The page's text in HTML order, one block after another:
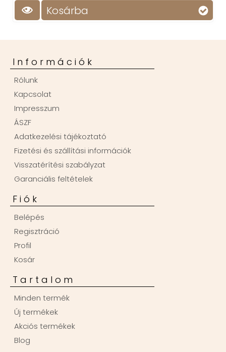
Kosárba
Információk
Rólunk
Kapcsolat
Impresszum
ÁSZF
Adatkezelési tájékoztató
Fizetési és szállítási információk
Visszatérítési szabályzat
Garanciális feltételek
Fiók
Belépés
Regisztráció
Profil
Kosár
Tartalom
Minden termék
Új termékek
Akciós termékek
Blog